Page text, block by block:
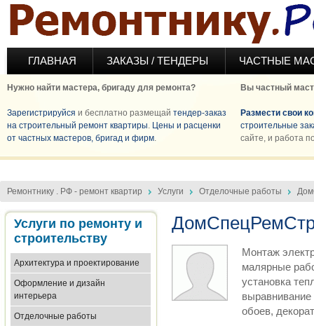
Перейти к основному содержанию
ГЛАВНАЯ ЗАКАЗЫ / ТЕНДЕРЫ ЧАСТНЫЕ
Нужно найти мастера, бригаду для ремонта?
Зарегистрируйся и бесплатно размещай тендер-заказ
на строительный ремонт квартиры. Цены и расценки
от частных мастеров, бригад и фирм.
Вы частный
Размести свои
строительные
сайте, и работа
Ремонтнику . РФ - ремонт квартир Услуги Отделочные работы
Услуги по ремонту и
строительству
Архитектура и проектирование
Оформление и дизайн
интерьера
Отделочные работы
Монтаж
малярные
установка
выравнивание
обоев,